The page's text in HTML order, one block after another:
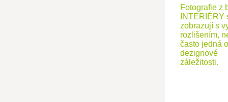
Fotografie z
INTERIÉRY
zobrazují s
rozlišením,
často jedná o
dezignové
záležitosti.